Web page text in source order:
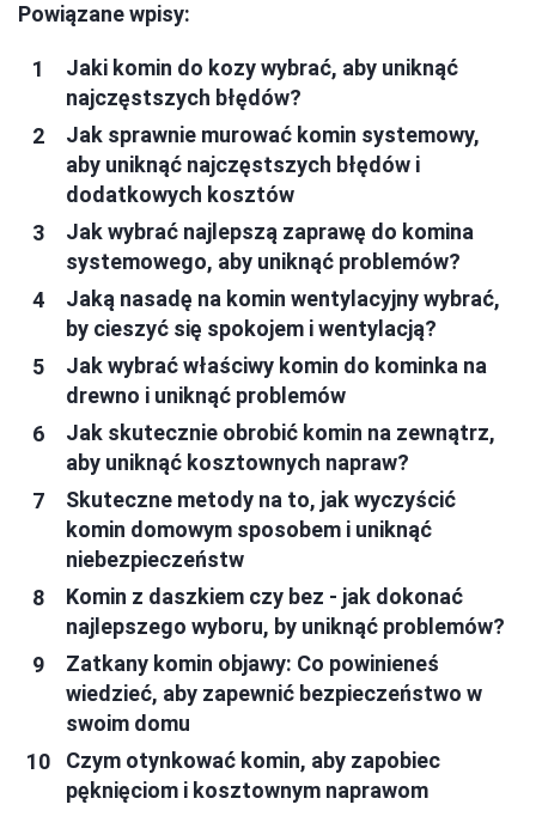
Powiązane wpisy:
Jaki komin do kozy wybrać, aby uniknąć
najczęstszych błędów?
Jak sprawnie murować komin systemowy,
aby uniknąć najczęstszych błędów i
dodatkowych kosztów
Jak wybrać najlepszą zaprawę do komina
systemowego, aby uniknąć problemów?
Jaką nasadę na komin wentylacyjny wybrać,
by cieszyć się spokojem i wentylacją?
Jak wybrać właściwy komin do kominka na
drewno i uniknąć problemów
Jak skutecznie obrobić komin na zewnątrz,
aby uniknąć kosztownych napraw?
Skuteczne metody na to, jak wyczyścić
komin domowym sposobem i uniknąć
niebezpieczeństw
Komin z daszkiem czy bez - jak dokonać
najlepszego wyboru, by uniknąć problemów?
Zatkany komin objawy: Co powinieneś
wiedzieć, aby zapewnić bezpieczeństwo w
swoim domu
Czym otynkować komin, aby zapobiec
pęknięciom i kosztownym naprawom